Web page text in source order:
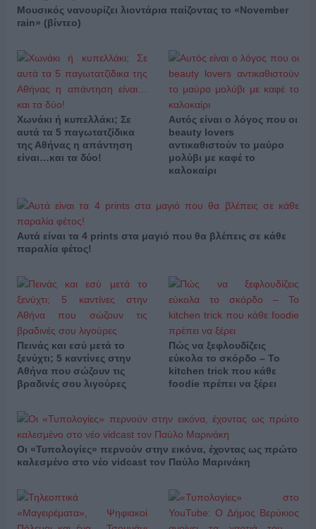
Μουσικός νανουρίζει λιοντάρια παίζοντας το «November
rain» (βίντεο)
Χωνάκι ή κυπελλάκι; Σε
αυτά τα 5 παγωτατζίδικα
της Αθήνας η απάντηση
είναι…και τα δύο!
Αυτός είναι ο λόγος που οι
beauty lovers
αντικαθιστούν το μαύρο
μολύβι με καφέ το
καλοκαίρι
Αυτά είναι τα 4 prints στα μαγιό που θα βλέπεις σε κάθε
παραλία φέτος!
Πεινάς και εσύ μετά το
ξενύχτι; 5 καντίνες στην
Αθήνα που σώζουν τις
βραδινές σου λιγούρες
Πώς να ξεφλουδίζεις
εύκολα το σκόρδο – Το
kitchen trick που κάθε
foodie πρέπει να ξέρει
Οι «Τυπολογίες» περνούν στην εικόνα, έχοντας ως πρώτο
καλεσμένο στο νέο vidcast τον Παύλο Μαρινάκη